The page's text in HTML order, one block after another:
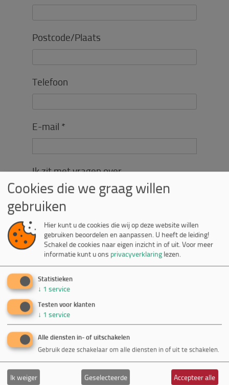
Postcode/Plaats
Telefoon
E-mail *
Ik zit met vragen over
Reserverings-/boekingssysteem
Inschrijvings-/afsprakensysteem
Vacaturemodule
Een webshop
Facturering
Berekeningsmodules
Urenregistratie
Koppeling verschillende gegevens
Veiligheid / privacy
Support
Een van de items in WordPresss
Iets anders..
Toelichting
Cookies die we graag willen
gebruiken
Hier kunt u de cookies die wij op deze website willen
gebruiken beoordelen en aanpassen. U heeft de leiding!
Schakel de cookies naar eigen inzicht in of uit. Voor meer
informatie kunt u ons privacyverklaring lezen.
Statistieken
↓ 1 service
Testen voor klanten
↓ 1 service
Alle diensten in- of uitschakelen
Gebruik deze schakelaar om alle diensten in of uit te schakelen.
Ik weiger Geselecteerde Accepteer alle